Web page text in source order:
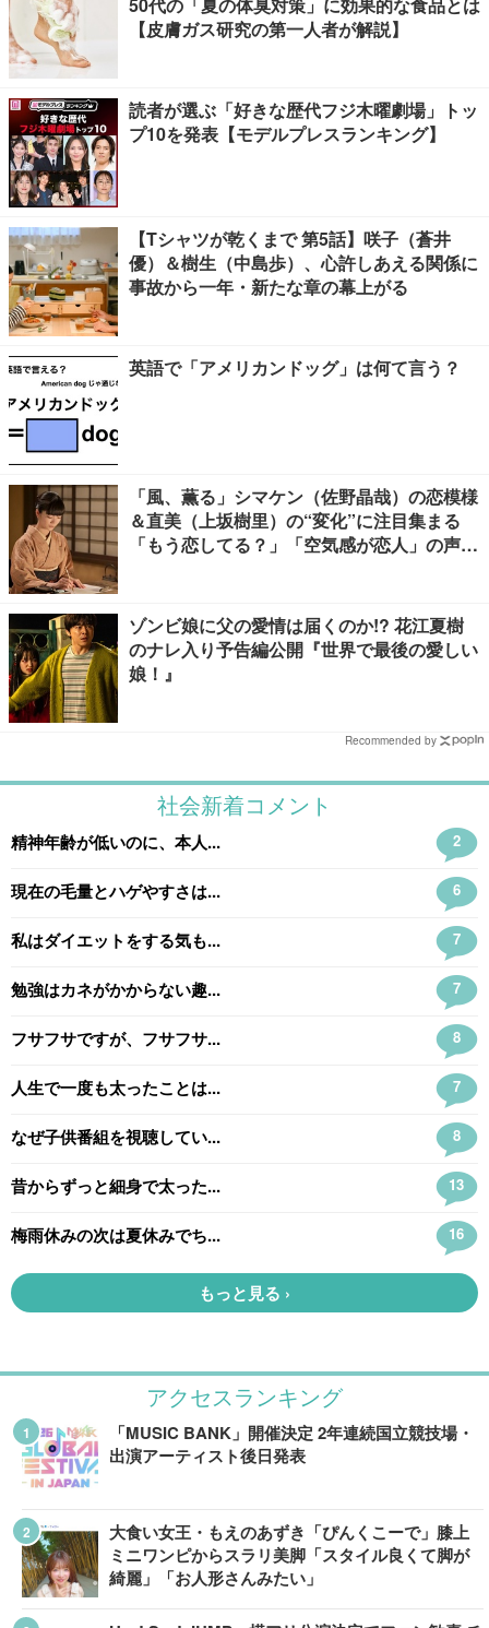
【皮膚ガス研究の第一人者が解説】
読者が選ぶ「好きな歴代フジ木曜劇場」トッ
プ10を発表【モデルプレスランキング】
【Tシャツが乾くまで 第5話】咲子（蒼井
優）＆樹生（中島歩）、心許しあえる関係に
事故から一年・新たな章の幕上がる
英語で「アメリカンドッグ」は何て言う？
「風、薫る」シマケン（佐野晶哉）の恋模様
＆直美（上坂樹里）の“変化”に注目集まる
「もう恋してる？」「空気感が恋人」の声
ゾンビ娘に父の愛情は届くのか!? 花江夏樹
のナレ入り予告編公開『世界で最後の愛しい
娘！』
Recommended by
アクセスランキング
「MUSIC BANK」開催決定 2年連続国立競技場・
出演アーティスト後日発表
大食い女王・もえのあずき「ぴんくこーで」膝上
ミニワンピからスラリ美脚「スタイル良くて脚が
綺麗」「お人形さんみたい」